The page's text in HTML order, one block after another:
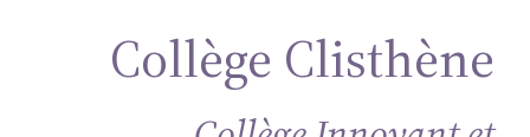
Collège Clisthène